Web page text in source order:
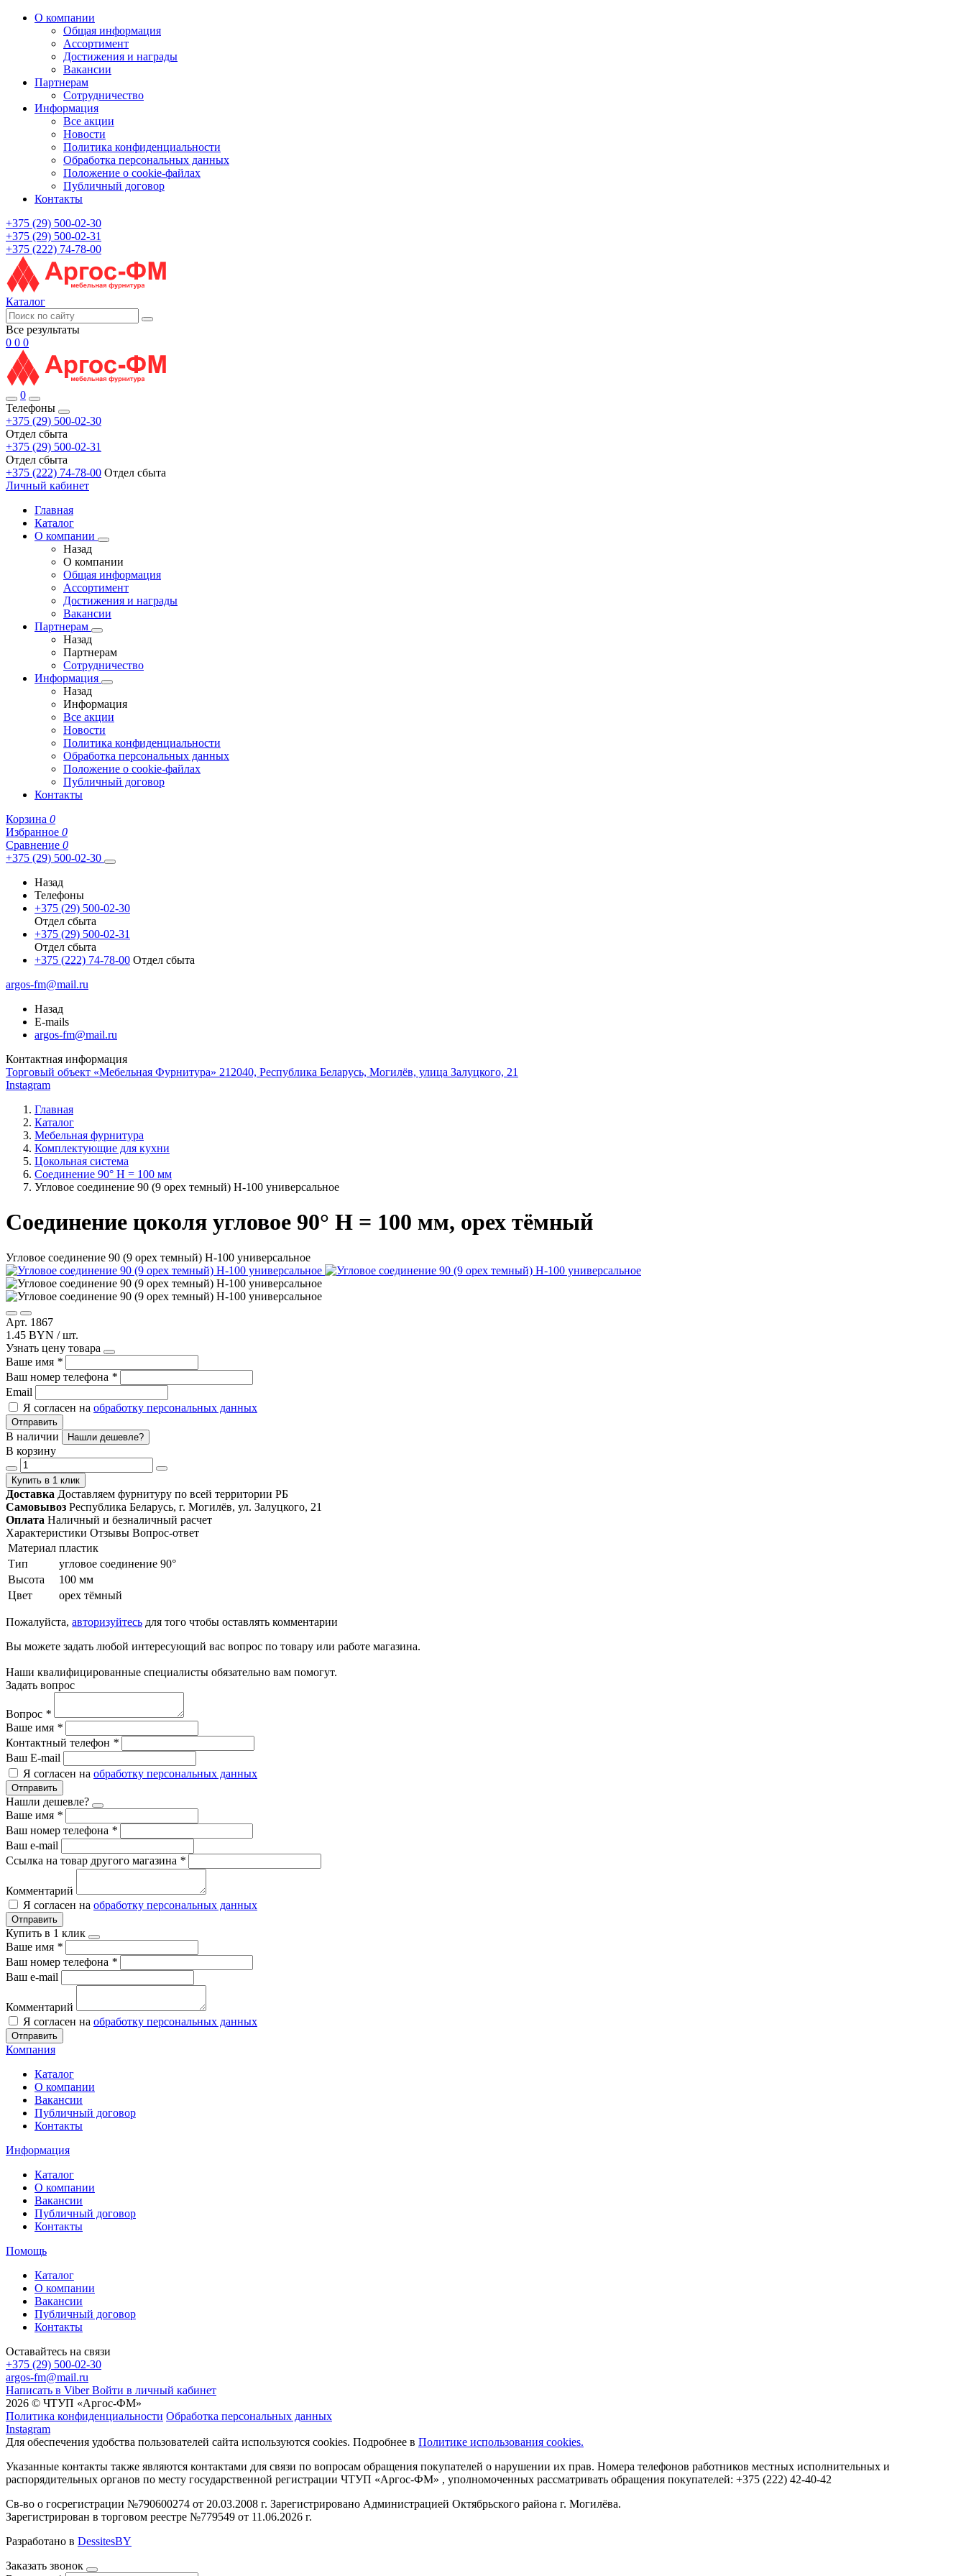
О компании
Общая информация
Ассортимент
Достижения и награды
Вакансии
Партнерам
Сотрудничество
Информация
Все акции
Новости
Политика конфиденциальности
Обработка персональных данных
Положение о cookie-файлах
Публичный договор
Контакты
+375 (29) 500-02-30
+375 (29) 500-02-31
+375 (222) 74-78-00
Каталог
Все результаты
0 0 0
0
Телефоны
+375 (29) 500-02-30
Отдел сбыта
+375 (29) 500-02-31
Отдел сбыта
+375 (222) 74-78-00 Отдел сбыта
Личный кабинет
Главная
Каталог
О компании
Назад
О компании
Общая информация
Ассортимент
Достижения и награды
Вакансии
Партнерам
Назад
Партнерам
Сотрудничество
Информация
Назад
Информация
Все акции
Новости
Политика конфиденциальности
Обработка персональных данных
Положение о cookie-файлах
Публичный договор
Контакты
Корзина 0
Избранное 0
Сравнение 0
+375 (29) 500-02-30
Назад
Телефоны
+375 (29) 500-02-30
Отдел сбыта
+375 (29) 500-02-31
Отдел сбыта
+375 (222) 74-78-00 Отдел сбыта
argos-fm@mail.ru
Назад
E-mails
argos-fm@mail.ru
Контактная информация
Торговый объект «Мебельная Фурнитура» 212040, Республика Беларусь, Могилёв, улица Залуцкого, 21
Instagram
Главная
Каталог
Мебельная фурнитура
Комплектующие для кухни
Цокольная система
Соединение 90° H = 100 мм
Угловое соединение 90 (9 орех темный) Н-100 универсальное
Соединение цоколя угловое 90° H = 100 мм, орех тёмный
Угловое соединение 90 (9 орех темный) Н-100 универсальное
Арт. 1867
1.45 BYN / шт.
Узнать цену товара
Ваше имя *
Ваш номер телефона *
Email
Я согласен на обработку персональных данных
Отправить
В наличии Нашли дешевле?
В корзину
Купить в 1 клик
Доставка Доставляем фурнитуру по всей территории РБ
Самовывоз Республика Беларусь, г. Могилёв, ул. Залуцкого, 21
Оплата Наличный и безналичный расчет
Характеристики Отзывы Вопрос-ответ
Материал пластик
Тип
угловое соединение 90°
Высота
100 мм
Цвет
орех тёмный
Пожалуйста, авторизуйтесь для того чтобы оставлять комментарии
Вы можете задать любой интересующий вас вопрос по товару или работе магазина.
Наши квалифицированные специалисты обязательно вам помогут.
Задать вопрос
Вопрос *
Ваше имя *
Контактный телефон *
Ваш E-mail
Я согласен на обработку персональных данных
Отправить
Нашли дешевле?
Ваше имя *
Ваш номер телефона *
Ваш e-mail
Ссылка на товар другого магазина *
Комментарий
Я согласен на обработку персональных данных
Отправить
Купить в 1 клик
Ваше имя *
Ваш номер телефона *
Ваш e-mail
Комментарий
Я согласен на обработку персональных данных
Отправить
Компания
Каталог
О компании
Вакансии
Публичный договор
Контакты
Информация
Каталог
О компании
Вакансии
Публичный договор
Контакты
Помощь
Каталог
О компании
Вакансии
Публичный договор
Контакты
Оставайтесь на связи
+375 (29) 500-02-30
argos-fm@mail.ru
Написать в Viber Войти в личный кабинет
2026 © ЧТУП «Аргос-ФМ»
Политика конфиденциальности Обработка персональных данных
Instagram
Для обеспечения удобства пользователей сайта используются cookies. Подробнее в Политике использования cookies.
Указанные контакты также являются контактами для связи по вопросам обращения покупателей о нарушении их прав. Номера телефонов работников местных исполнительных и
распорядительных органов по месту государственной регистрации ЧТУП «Аргос-ФМ» , уполномоченных рассматривать обращения покупателей: +375 (222) 42-40-42
Св-во о госрегистрации №790600274 от 20.03.2008 г. Зарегистрировано Администрацией Октябрьского района г. Могилёва.
Зарегистрирован в торговом реестре №779549 от 11.06.2026 г.
Разработано в DessitesBY
Заказать звонок